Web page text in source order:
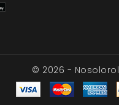
© 2026 - Nosolorol